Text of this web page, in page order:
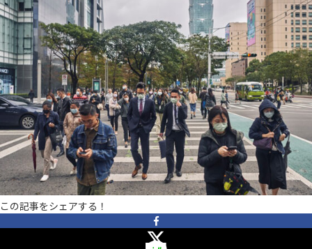
グローバル
スポーツと文化
こころとからだ
IT・メディア
地域・観光
OTEMON VIEWについて
サイトポリシー
この記事をシェアする！